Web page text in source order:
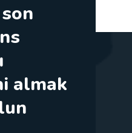
almak